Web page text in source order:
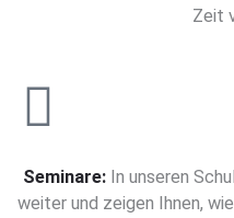
Zeit
Seminare: In unseren
weiter und zeigen Ihnen,